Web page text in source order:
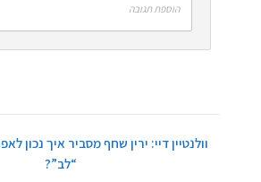
הוספת תגובה
וולנטיין דיי: ירין שחף מסביר איך נכון
“לב”?